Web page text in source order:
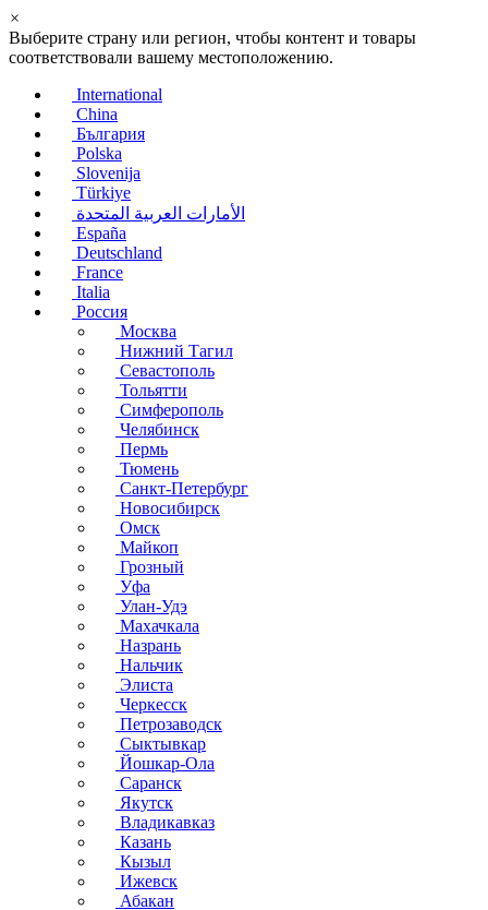
×
Выберите страну или регион, чтобы контент и товары
соответствовали вашему местоположению.
International
China
България
Polska
Slovenija
Türkiye
الأمارات العربية المتحدة
España
Deutschland
France
Italia
Россия
Москва
Нижний Тагил
Севастополь
Тольятти
Симферополь
Челябинск
Пермь
Тюмень
Санкт-Петербург
Новосибирск
Омск
Майкоп
Грозный
Уфа
Улан-Удэ
Махачкала
Назрань
Нальчик
Элиста
Черкесск
Петрозаводск
Сыктывкар
Йошкар-Ола
Саранск
Якутск
Владикавказ
Казань
Кызыл
Ижевск
Абакан